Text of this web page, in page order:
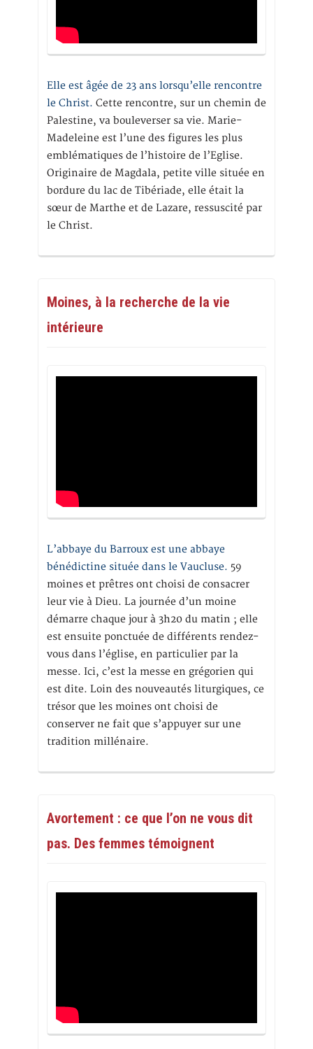
Elle est âgée de 23 ans lorsqu’elle rencontre
le Christ. Cette rencontre, sur un chemin de
Palestine, va bouleverser sa vie. Marie-
Madeleine est l’une des figures les plus
emblématiques de l’histoire de l’Eglise.
Originaire de Magdala, petite ville située en
bordure du lac de Tibériade, elle était la
sœur de Marthe et de Lazare, ressuscité par
le Christ.
Moines, à la recherche de la vie
intérieure
L’abbaye du Barroux est une abbaye
bénédictine située dans le Vaucluse. 59
moines et prêtres ont choisi de consacrer
leur vie à Dieu. La journée d’un moine
démarre chaque jour à 3h20 du matin ; elle
est ensuite ponctuée de différents rendez-
vous dans l’église, en particulier par la
messe. Ici, c’est la messe en grégorien qui
est dite. Loin des nouveautés liturgiques, ce
trésor que les moines ont choisi de
conserver ne fait que s’appuyer sur une
tradition millénaire.
Avortement : ce que l’on ne vous dit
pas. Des femmes témoignent